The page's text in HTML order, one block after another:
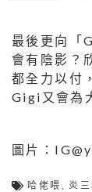
最後更向「
會有陰影？
都全力以付
Gigi又會為
圖片：
哈佬喂 , 炎三